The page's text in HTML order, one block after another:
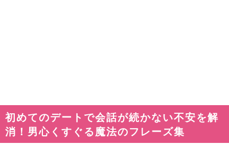
初めてのデートで会話が続かない不安を解
消！男心くすぐる魔法のフレーズ集